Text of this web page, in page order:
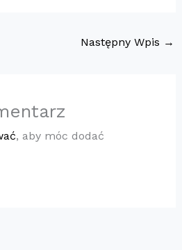
Następny Wpis →
, aby móc dodać